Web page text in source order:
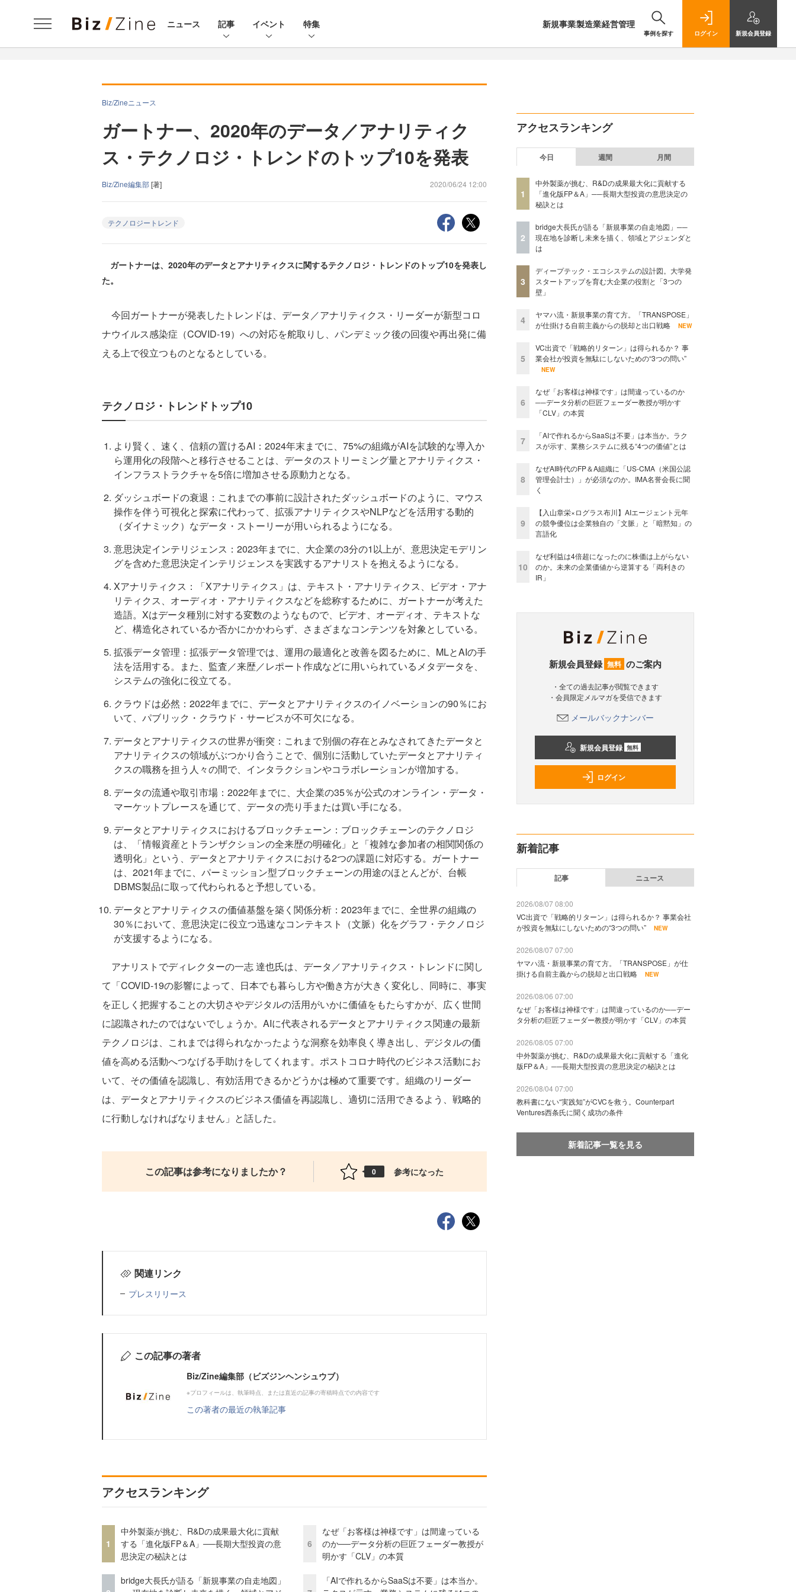
ニュース 記事 イベント 特集 新規事業製造業経営管理
事例を探す ログイン 新規会員登録
Biz/Zineニュース
ガートナー、2020年のデータ／アナリティク
ス・テクノロジ・トレンドのトップ10を発表
Biz/Zine編集部[著] 2020/06/24 12:00
テクノロジートレンド
ガートナーは、2020年のデータとアナリティクスに関するテクノロジ・トレンドのトップ10を発表し
た。
今回ガートナーが発表したトレンドは、データ／アナリティクス・リーダーが新型コロ
ナウイルス感染症（COVID-19）への対応を舵取りし、パンデミック後の回復や再出発に備
える上で役立つものとなるとしている。
テクノロジ・トレンドトップ10
より賢く、速く、信頼の置けるAI：2024年末までに、75%の組織がAIを試験的な導入か
ら運用化の段階へと移行させることは、データのストリーミング量とアナリティクス・
インフラストラクチャを5倍に増加させる原動力となる。
ダッシュボードの衰退：これまでの事前に設計されたダッシュボードのように、マウス
操作を伴う可視化と探索に代わって、拡張アナリティクスやNLPなどを活用する動的
（ダイナミック）なデータ・ストーリーが用いられるようになる。
意思決定インテリジェンス：2023年までに、大企業の3分の1以上が、意思決定モデリン
グを含めた意思決定インテリジェンスを実践するアナリストを抱えるようになる。
Xアナリティクス：「Xアナリティクス」は、テキスト・アナリティクス、ビデオ・アナ
リティクス、オーディオ・アナリティクスなどを総称するために、ガートナーが考えた
造語。Xはデータ種別に対する変数のようなもので、ビデオ、オーディオ、テキストな
ど、構造化されているか否かにかかわらず、さまざまなコンテンツを対象としている。
拡張データ管理：拡張データ管理では、運用の最適化と改善を図るために、MLとAIの手
法を活用する。また、監査／来歴／レポート作成などに用いられているメタデータを、
システムの強化に役立てる。
クラウドは必然：2022年までに、データとアナリティクスのイノベーションの90％にお
いて、パブリック・クラウド・サービスが不可欠になる。
データとアナリティクスの世界が衝突：これまで別個の存在とみなされてきたデータと
アナリティクスの領域がぶつかり合うことで、個別に活動していたデータとアナリティ
クスの職務を担う人々の間で、インタラクションやコラボレーションが増加する。
データの流通や取引市場：2022年までに、大企業の35％が公式のオンライン・データ・
マーケットプレースを通じて、データの売り手または買い手になる。
データとアナリティクスにおけるブロックチェーン：ブロックチェーンのテクノロジ
は、「情報資産とトランザクションの全来歴の明確化」と「複雑な参加者の相関関係の
透明化」という、データとアナリティクスにおける2つの課題に対応する。ガートナー
は、2021年までに、パーミッション型ブロックチェーンの用途のほとんどが、台帳
DBMS製品に取って代わられると予想している。
データとアナリティクスの価値基盤を築く関係分析：2023年までに、全世界の組織の
30％において、意思決定に役立つ迅速なコンテキスト（文脈）化をグラフ・テクノロジ
が支援するようになる。
アナリストでディレクターの一志 達也氏は、データ／アナリティクス・トレンドに関し
て「COVID-19の影響によって、日本でも暮らし方や働き方が大きく変化し、同時に、事実
を正しく把握することの大切さやデジタルの活用がいかに価値をもたらすかが、広く世間
に認識されたのではないでしょうか。AIに代表されるデータとアナリティクス関連の最新
テクノロジは、これまでは得られなかったような洞察を効率良く導き出し、デジタルの価
値を高める活動へつなげる手助けをしてくれます。ポストコロナ時代のビジネス活動にお
いて、その価値を認識し、有効活用できるかどうかは極めて重要です。組織のリーダー
は、データとアナリティクスのビジネス価値を再認識し、適切に活用できるよう、戦略的
に行動しなければなりません」と話した。
この記事は参考になりましたか？ 0 参考になった
関連リンク
プレスリリース
この記事の著者
Biz/Zine編集部（ビズジンヘンシュウブ）
※プロフィールは、執筆時点、または直近の記事の寄稿時点での内容です
この著者の最近の執筆記事
アクセスランキング
1
中外製薬が挑む、R&Dの成果最大化に貢献
する「進化版FP＆A」──長期大型投資の意
思決定の秘訣とは
bridge大長氏が語る「新規事業の自走地図」
6
なぜ「お客様は神様です」は間違っている
のか──データ分析の巨匠フェーダー教授が
明かす「CLV」の本質
「AIで作れるからSaaSは不要」は本当か。
アクセスランキング
今日 週間 月間
1
中外製薬が挑む、R&Dの成果最大化に貢献する
「進化版FP＆A」──長期大型投資の意思決定の
秘訣とは
2
bridge大長氏が語る「新規事業の自走地図」──
現在地を診断し未来を描く、領域とアジェンダと
は
3
ディープテック・エコシステムの設計図。大学発
スタートアップを育む大企業の役割と「3つの
壁」
4
ヤマハ流・新規事業の育て方。「TRANSPOSE」
が仕掛ける自前主義からの脱却と出口戦略
NEW
5
VC出資で「戦略的リターン」は得られるか？ 事
業会社が投資を無駄にしないための“3つの問い”
NEW
6
なぜ「お客様は神様です」は間違っているのか
──データ分析の巨匠フェーダー教授が明かす
「CLV」の本質
7
「AIで作れるからSaaSは不要」は本当か。ラク
スが示す、業務システムに残る“4つの価値”とは
8
なぜAI時代のFP＆A組織に「US-CMA（米国公認
管理会計士）」が必須なのか。IMA名誉会長に聞
く
9
【入山章栄×ログラス布川】AIエージェント元年
の競争優位は企業独自の「文脈」と「暗黙知」の
言語化
10
なぜ利益は4倍超になったのに株価は上がらない
のか。未来の企業価値から逆算する「両利きの
IR」
新規会員登録 無料 のご案内
・全ての過去記事が閲覧できます
・会員限定メルマガを受信できます
メールバックナンバー
新規会員登録 無料
ログイン
新着記事
記事 ニュース
2026/08/07 08:00
VC出資で「戦略的リターン」は得られるか？ 事業会社
が投資を無駄にしないための“3つの問い”
NEW
2026/08/07 07:00
ヤマハ流・新規事業の育て方。「TRANSPOSE」が仕
掛ける自前主義からの脱却と出口戦略
NEW
2026/08/06 07:00
なぜ「お客様は神様です」は間違っているのか──デー
タ分析の巨匠フェーダー教授が明かす「CLV」の本質
2026/08/05 07:00
中外製薬が挑む、R&Dの成果最大化に貢献する「進化
版FP＆A」──長期大型投資の意思決定の秘訣とは
2026/08/04 07:00
教科書にない“実践知”がCVCを救う。Counterpart
Ventures西条氏に聞く成功の条件
新着記事一覧を見る